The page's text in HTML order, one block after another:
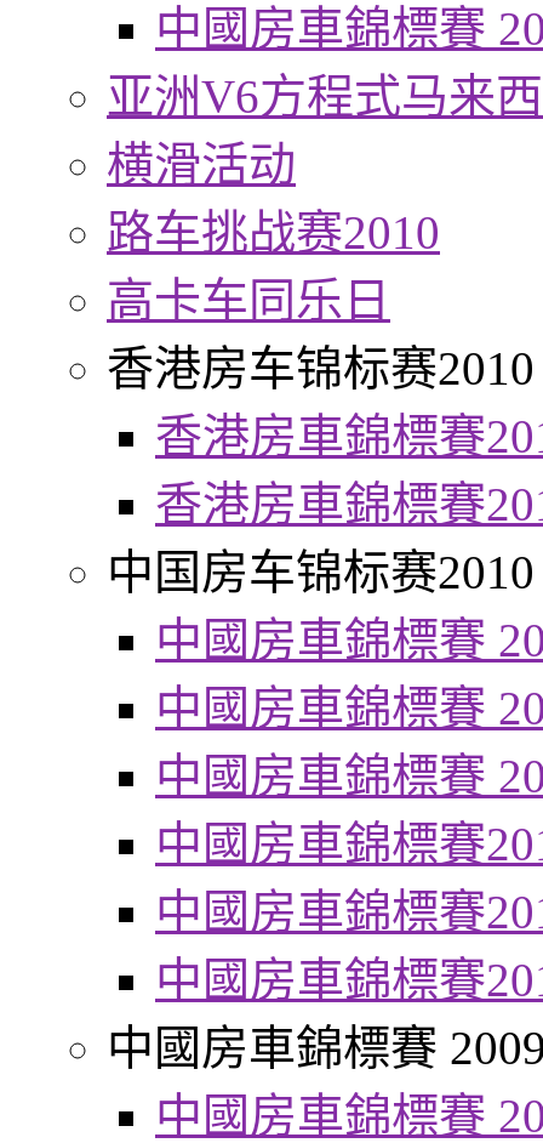
中國房車錦標賽
亚洲V6方程式马来
横滑活动
路车挑战赛2010
高卡车同乐日
香港房车锦标赛2010
香港房車錦標賽
香港房車錦標賽
中国房车锦标赛2010
中國房車錦標賽
中國房車錦標賽
中國房車錦標賽
中國房車錦標賽
中國房車錦標賽
中國房車錦標賽
中國房車錦標賽
中國房車錦標賽